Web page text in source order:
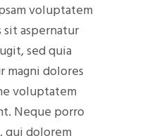
voluptatem
aspernatur
sed quia
magni dolores
voluptatem
Neque porro